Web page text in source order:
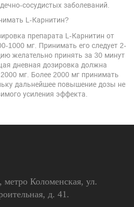
сосудистых заболеваний.
L-Карнитин?
препарата L-Карнитин от
1000 мг. Принимать его следует 2-
желательно принять за 30 минут
дневная дозировка должна
мг. Более 2000 мг принимать
дальнейшее повышение дозы не
усиления эффекта.
Коломенская, ул.
д. 41.